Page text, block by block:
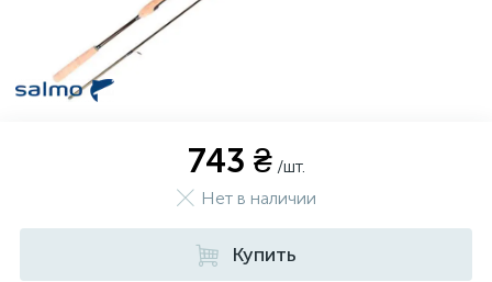
743 ₴ /шт.
Нет в наличии
Купить